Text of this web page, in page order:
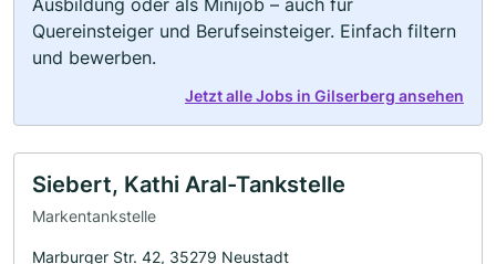
Quereinsteiger und Berufseinsteiger. Einfach filtern
und bewerben.
Jetzt alle Jobs in Gilserberg ansehen
Siebert, Kathi Aral-Tankstelle
Markentankstelle
Marburger Str. 42, 35279 Neustadt